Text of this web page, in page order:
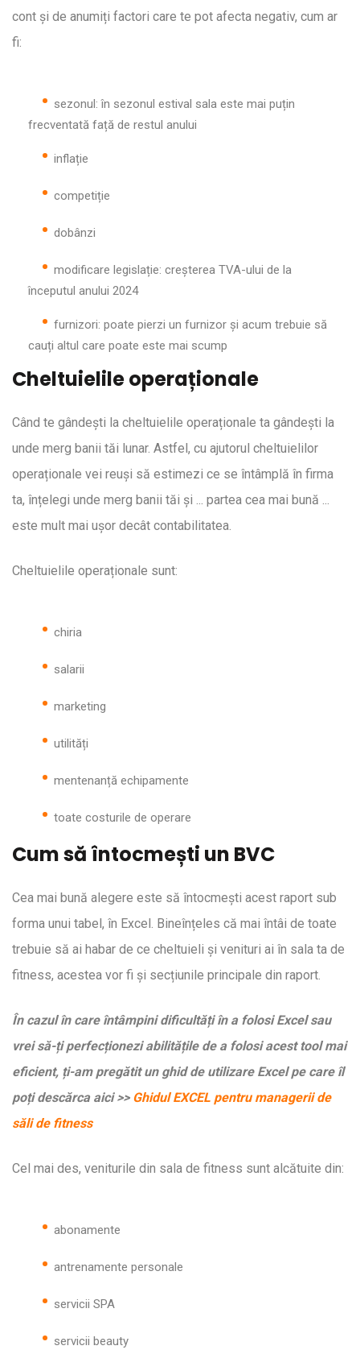
cont și de anumiți factori care te pot afecta negativ, cum ar
fi:
sezonul: în sezonul estival sala este mai puțin
frecventată față de restul anului
inflație
competiție
dobânzi
modificare legislație: creșterea TVA-ului de la
începutul anului 2024
furnizori: poate pierzi un furnizor și acum trebuie să
cauți altul care poate este mai scump
Cheltuielile operaționale
Când te gândești la cheltuielile operaționale ta gândești la
unde merg banii tăi lunar. Astfel, cu ajutorul cheltuielilor
operaționale vei reuși să estimezi ce se întâmplă în firma
ta, înțelegi unde merg banii tăi și ... partea cea mai bună ...
este mult mai ușor decât contabilitatea.
Cheltuielile operaționale sunt:
chiria
salarii
marketing
utilități
mentenanță echipamente
toate costurile de operare
Cum să întocmești un BVC
Cea mai bună alegere este să întocmești acest raport sub
forma unui tabel, în Excel. Bineînțeles că mai întâi de toate
trebuie să ai habar de ce cheltuieli și venituri ai în sala ta de
fitness, acestea vor fi și secțiunile principale din raport.
În cazul în care întâmpini dificultăți în a folosi Excel sau
vrei să-ți perfecționezi abilitățile de a folosi acest tool mai
eficient, ți-am pregătit un ghid de utilizare Excel pe care îl
poți descărca aici >> Ghidul EXCEL pentru managerii de
săli de fitness
Cel mai des, veniturile din sala de fitness sunt alcătuite din:
abonamente
antrenamente personale
servicii SPA
servicii beauty